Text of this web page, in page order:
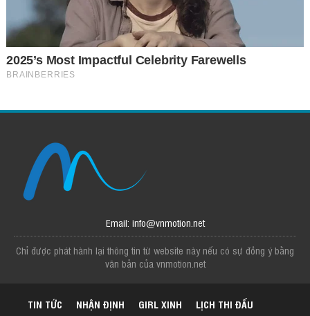
Email: info@vnmotion.net
Chỉ được phát hành lại thông tin từ website này nếu có sự đồng ý bằng
văn bản của vnmotion.net
TIN TỨC NHẬN ĐỊNH GIRL XINH LỊCH THI ĐẤU